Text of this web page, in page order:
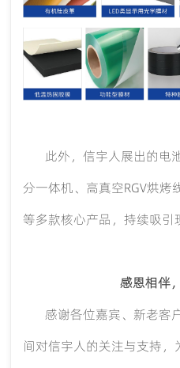
此外，信宇人展出的电
分一体机、高真空RGV烘
等多款核心产品，持续吸引
感恩相伴
感谢各位嘉宾、新老客
间对信宇人的关注与支持